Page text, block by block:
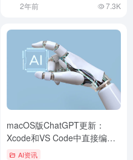
2年前 7.3K
macOS版ChatGPT更新：
Xcode和VS Code中直接编辑
代码，大幅提升开发者效率
AI资讯